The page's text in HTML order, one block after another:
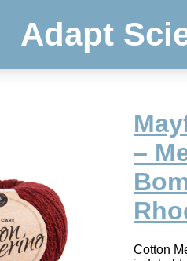
Adapt
–
Cotton